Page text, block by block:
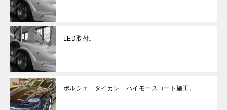
LED取付。
ポルシェ タイカン ハイモースコート施工。